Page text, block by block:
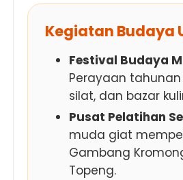
Kegiatan Budaya
Festival Budaya
Perayaan
silat, dan bazar
Pusat Pelatihan
muda giat
Gambang
Topeng.